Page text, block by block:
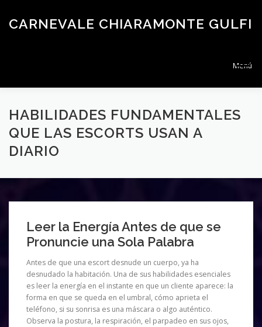
contenido
CARNEVALE CHIARAMONTE GULFI
Menú
PÁGINA DE INICIO CONTACTO
HABILIDADES FUNDAMENTALES
QUE LAS ESCORTS USAN A
DIARIO
Leer la Energía Antes de que se
Pronuncie una Sola Palabra
Antes de que una escort desnude un cuerpo, ya ha
desnudado la habitación. Una de sus habilidades esenciales
es leer la energía en el instante en que un cliente aparece: la
forma en que se queda en el umbral, cómo aprieta el
teléfono, si su sonrisa es una máscara o algo auténtico.
Observa la postura, la respiración, el parpadeo en sus ojos,